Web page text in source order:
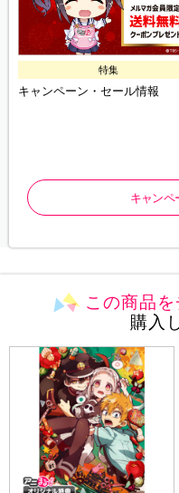
特集
キャンペーン・セール情報
キャンペ
この商品
購入